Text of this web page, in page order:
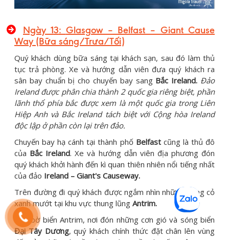
Ngày 13: Glasgow – Belfast – Giant Cause
Way(Bữa sáng/Trưa/Tối)
Quý khách dùng bữa sáng tại khách sạn, sau đó làm thủ
tục trả phòng. Xe và hướng dẫn viên đưa quý khách ra
sân bay chuẩn bị cho chuyến bay sang Bắc Ireland. Đảo
Ireland được phân chia thành 2 quốc gia riêng biệt, phần
lãnh thổ phía bắc được xem là một quốc gia trong Liên
Hiệp Anh và Bắc Ireland tách biệt với Cộng hòa Ireland
độc lập ở phần còn lại trên đảo.
Chuyến bay hạ cánh tại thành phố Belfastcũng là thủ đô
của Bắc Ireland. Xe và hướng dẫn viên địa phương đón
quý khách khởi hành đến kì quan thiên nhiên nổi tiếng nhất
của đảo Ireland – Giant's Causeway.
Trên đường đi quý khách được ngắm nhìn những đồng cỏ
xanh mướt tại khu vực thung lũng Antrim.
Đến bờ biển Antrim, nơi đón những cơn gió và sóng biển
Đại Tây Dương, quý khách chính thức đặt chân lên vùng